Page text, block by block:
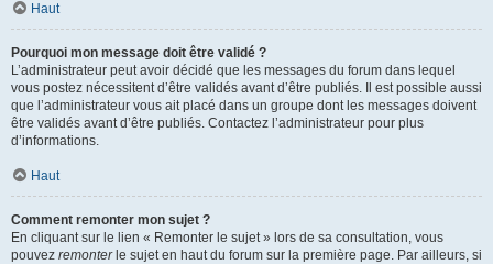
Haut
Pourquoi mon message doit être validé ?
L’administrateur peut avoir décidé que les messages du forum dans lequel
vous postez nécessitent d’être validés avant d’être publiés. Il est possible aussi
que l’administrateur vous ait placé dans un groupe dont les messages doivent
être validés avant d’être publiés. Contactez l’administrateur pour plus
d’informations.
Haut
Comment remonter mon sujet ?
En cliquant sur le lien « Remonter le sujet » lors de sa consultation, vous
pouvez remonterle sujet en haut du forum sur la première page. Par ailleurs, si